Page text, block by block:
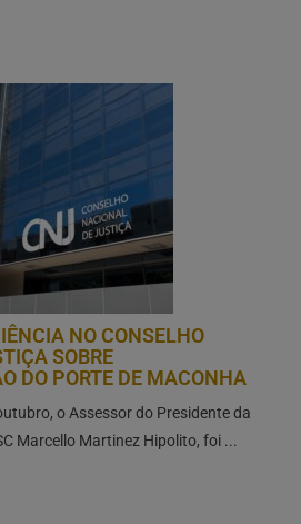
NO CONSELHO
SOBRE
DO PORTE DE MACONHA
o Assessor do Presidente da
Marcello Martinez Hipolito, foi ...